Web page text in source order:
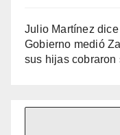
Julio Martínez
Gobierno medió
sus hijas cobraron